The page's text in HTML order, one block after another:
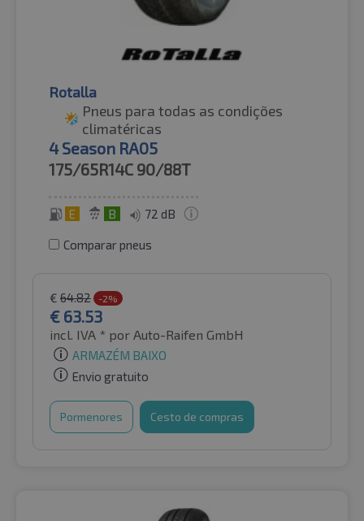
Rotalla
Pneus para todas as condições
climatéricas
4 Season RA05
175/65R14C 90/88T
E B 72 dB
Comparar pneus
€ 64.82 -2%
€ 63.53
incl. IVA * por Auto-Raifen GmbH
ARMAZÉM BAIXO
Envio gratuito
Pormenores Cesto de compras